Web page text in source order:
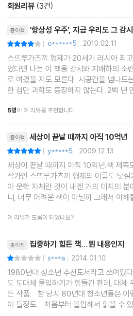
회원리뷰 (3건)
종이책 ‘항상성 우주’, 지금 우리도 그 감
| o******5 | 2010.02.11
스뜨루가츠끼 형제가 20세기 러시아 최
었다면 나는 이 책을 감시와 지배하의 소
로 여겼을 지도 모른다. 시공간을 넘나드
한 첨단 과학도 등장하지 않는다. 2백 년
그라드의 한 아파트 안에서 5층과 8층
이다. 물론 등장인물들의 면면을 살펴보면
5명이 이 리뷰를 추천합니다.
종이책 세상이 끝날 때까지 아직 10억년
| y*****5 | 2009.12.13
세상이 끝날 때까지 아직 10억년.책 제목
작가인 스뜨루가츠끼 형제의 이름도 낯설
아 문학 자체란 것이 내겐 거의 미지의
니, 너무 어려운 책이 아닐까 그래서 이해
고민을 하며 이 책을 집어 들었다. 작가
읽고 드디어 본문으로 들어갔다.그리고 차
이 리뷰가 도움이 되었나요?
종이책 집중하기 힘든 책...뭔 내용인지
| s***a | 2014.01.10
1980년대 청소년 추천도서라고 쓰여있
도 도대체 몰입하기가 힘들긴 한데, 대체
든 작품. 참 당시 80년대 청소년들은 이
이 들정도. 처음부터 몰입해서 읽을 수 있는 책이 있고, 처음엔 힘